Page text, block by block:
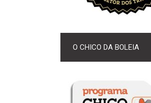
O CHICO DA BOLEIA